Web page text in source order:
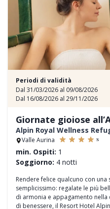
Periodi di validità
Dal 31/03/2026 al 09/08/2026
Dal 16/08/2026 al 29/11/2026
Giornate gioiose
Alpin Royal Wellness
Valle Aurina s
min. Ospiti: 1
Soggiorno: 4 notti
Rendere felice qualcuno con
semplicissimo: regalate le più
di armonia e appagamento
di benessere, il Resort Hotel